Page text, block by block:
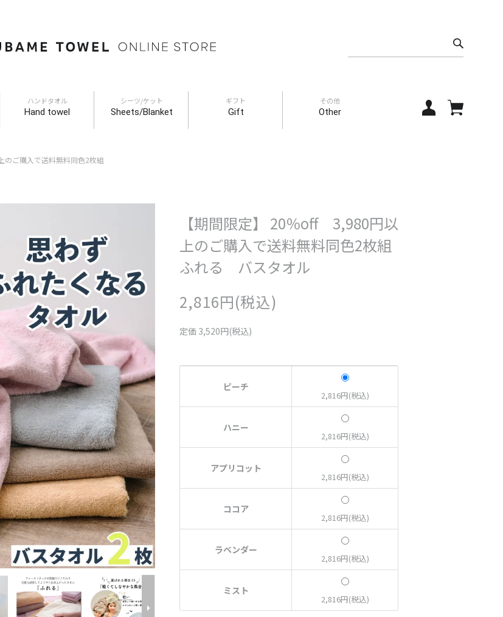
ハンドタオル
Hand towel
シーツ/ケット
Sheets/Blanket
ギフト
Gift
その他
Other
ご購入で送料無料同色2枚組
【期間限定】 20％off 3,980円以
上のご購入で送料無料同色2枚組
ふれる バスタオル
2,816円(税込)
定価 3,520円(税込)
ピーチ
2,816円(税込)
ハニー
2,816円(税込)
アプリコット
2,816円(税込)
ココア
2,816円(税込)
ラベンダー
2,816円(税込)
ミスト
2,816円(税込)